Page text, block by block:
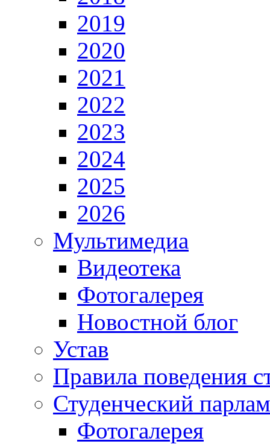
2019
2020
2021
2022
2023
2024
2025
2026
Мультимедиа
Видеотека
Фотогалерея
Новостной блог
Устав
Правила поведения
Студенческий
Фотогалерея